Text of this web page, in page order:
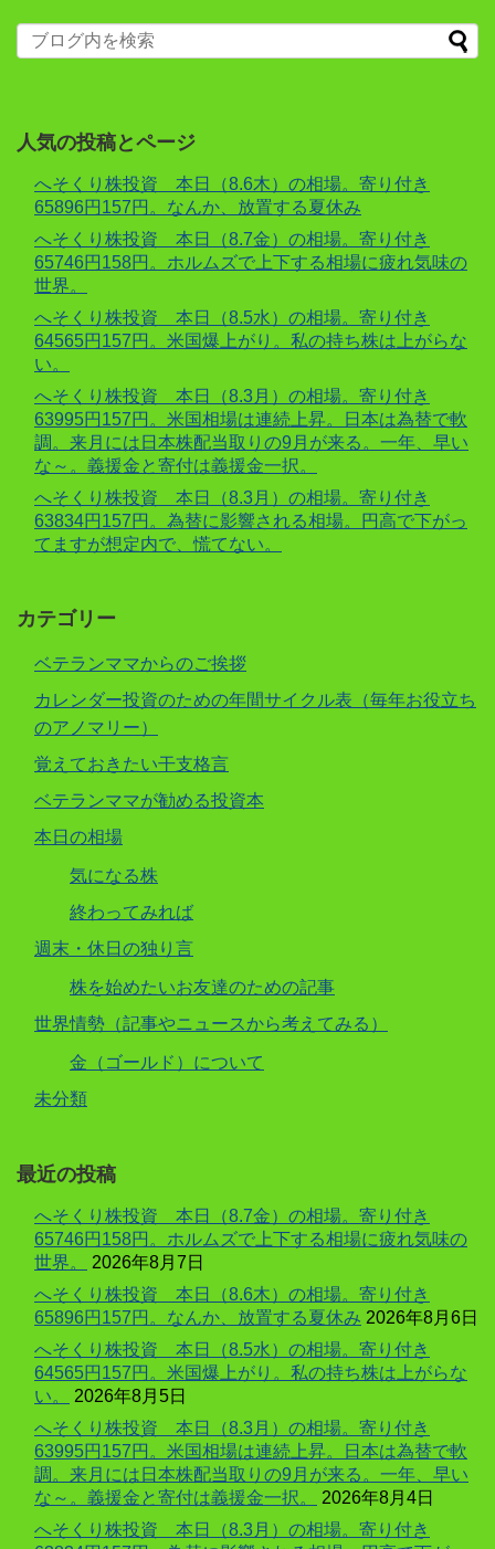
人気の投稿とページ
へそくり株投資 本日（8.6木）の相場。寄り付き
65896円157円。なんか、放置する夏休み
へそくり株投資 本日（8.7金）の相場。寄り付き
65746円158円。ホルムズで上下する相場に疲れ気味の
世界。
へそくり株投資 本日（8.5水）の相場。寄り付き
64565円157円。米国爆上がり。私の持ち株は上がらな
い。
へそくり株投資 本日（8.3月）の相場。寄り付き
63995円157円。米国相場は連続上昇。日本は為替で軟
調。来月には日本株配当取りの9月が来る。一年、早い
な～。義援金と寄付は義援金一択。
へそくり株投資 本日（8.3月）の相場。寄り付き
63834円157円。為替に影響される相場。円高で下がっ
てますが想定内で、慌てない。
カテゴリー
ベテランママからのご挨拶
カレンダー投資のための年間サイクル表（毎年お役立ち
のアノマリー）
覚えておきたい干支格言
ベテランママが勧める投資本
本日の相場
気になる株
終わってみれば
週末・休日の独り言
株を始めたいお友達のための記事
世界情勢（記事やニュースから考えてみる）
金（ゴールド）について
未分類
最近の投稿
へそくり株投資 本日（8.7金）の相場。寄り付き
65746円158円。ホルムズで上下する相場に疲れ気味の
世界。
2026年8月7日
へそくり株投資 本日（8.6木）の相場。寄り付き
65896円157円。なんか、放置する夏休み 2026年8月6日
へそくり株投資 本日（8.5水）の相場。寄り付き
64565円157円。米国爆上がり。私の持ち株は上がらな
い。
2026年8月5日
へそくり株投資 本日（8.3月）の相場。寄り付き
63995円157円。米国相場は連続上昇。日本は為替で軟
調。来月には日本株配当取りの9月が来る。一年、早い
な～。義援金と寄付は義援金一択。
2026年8月4日
へそくり株投資 本日（8.3月）の相場。寄り付き